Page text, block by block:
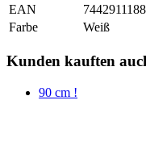
EAN
Farbe
Weiß
Kunden kauften
90 cm !